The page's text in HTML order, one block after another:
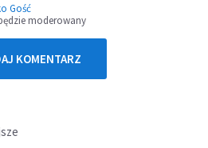
Gość
moderowany
KOMENTARZ